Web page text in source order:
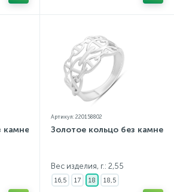
Артикул: 220158802
Золотое кольцо без камней
Вес изделия, г.: 2,55
16,5 17 18 18,5